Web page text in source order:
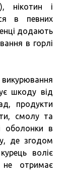
нікотин і
в певних
додають
в горлі
шкоду від
продукти
смолу та
оболонки в
де згодом
воліє
не отримає